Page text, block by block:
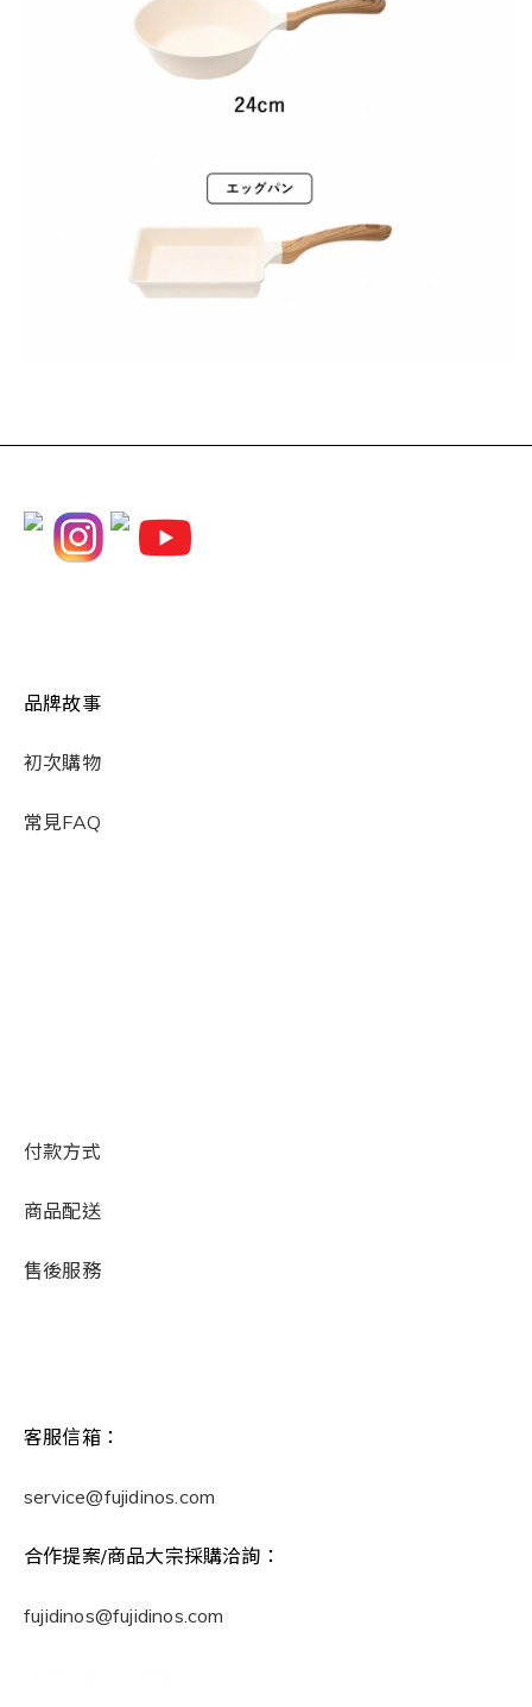
品牌故事
初次購物
常見FAQ
付款方式
商品配送
售後服務
客服信箱：
service@fujidinos.com
合作提案/商品大宗採購洽詢：
fujidinos@fujidinos.com